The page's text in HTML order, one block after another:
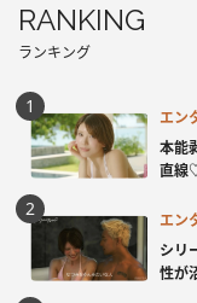
RANKING
ランキング
エン
本能
直線
エン
シリ
性が